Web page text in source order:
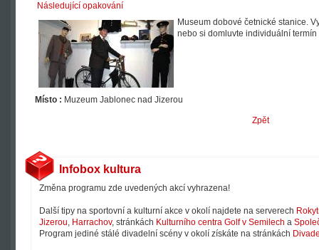
Následující opakování
Museum dobové četnické stanice.
nebo si domluvte individuální
Místo : Muzeum Jablonec nad Jizerou
Zpět
Infobox kultura
Změna programu zde uvedených akcí vyhrazena!
Další tipy na sportovní a kulturní akce v okolí najdete na serverech
Jizerou, Harrachov, stránkách Kulturního centra Golf v Semilech a
Program jediné stálé divadelní scény v okolí získáte na stránkách